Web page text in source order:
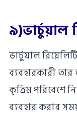
৯)ভার্চুয়াল
ভার্চুয়াল
ব্যবহারকারী
কৃত্রিম পরিবেশে
ব্যবহার করার